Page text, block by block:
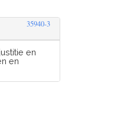
35940-3
en
en